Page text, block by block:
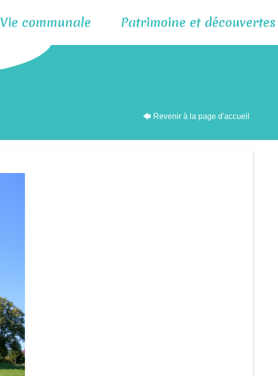
Vie communale Patrimoine et découvertes
🡄 Revenir à la page d'accueil